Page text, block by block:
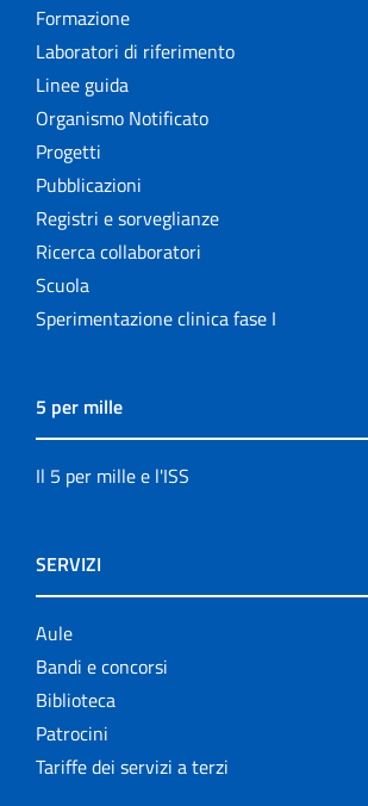
Formazione
Laboratori di riferimento
Linee guida
Organismo Notificato
Progetti
Pubblicazioni
Registri e sorveglianze
Ricerca collaboratori
Scuola
Sperimentazione clinica fase I
5 per mille
Il 5 per mille e l'ISS
SERVIZI
Aule
Bandi e concorsi
Biblioteca
Patrocini
Tariffe dei servizi a terzi